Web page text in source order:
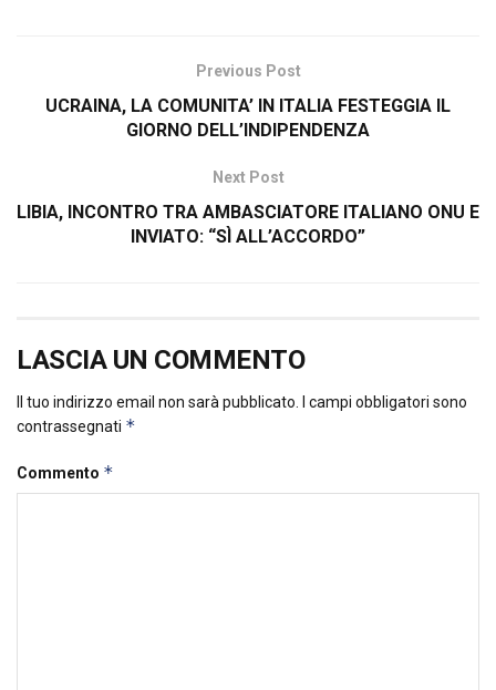
Previous Post
UCRAINA, LA COMUNITA’ IN ITALIA FESTEGGIA IL
GIORNO DELL’INDIPENDENZA
Next Post
LIBIA, INCONTRO TRA AMBASCIATORE ITALIANO ONU E
INVIATO: “SÌ ALL’ACCORDO”
LASCIA UN COMMENTO
Il tuo indirizzo email non sarà pubblicato. I campi obbligatori sono
contrassegnati *
Commento *